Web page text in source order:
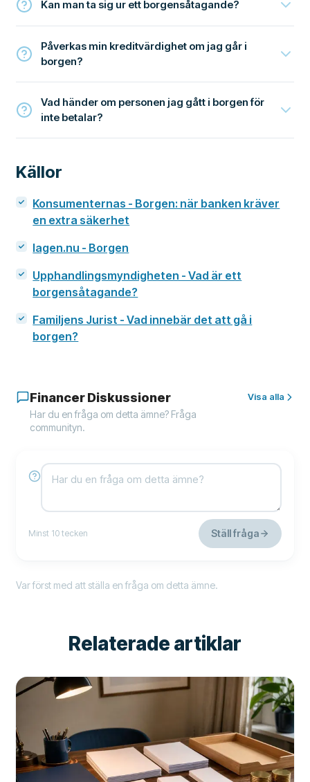
Kan man ta sig ur ett borgensåtagande?
Påverkas min kreditvärdighet om jag går i
borgen?
Vad händer om personen jag gått i borgen för
inte betalar?
Källor
Konsumenternas - Borgen: när banken kräver
en extra säkerhet
lagen.nu - Borgen
Upphandlingsmyndigheten - Vad är ett
borgensåtagande?
Familjens Jurist - Vad innebär det att gå i
borgen?
Financer Diskussioner
Har du en fråga om detta ämne? Fråga
communityn.
Visa alla
Minst 10 tecken Ställ fråga
Var först med att ställa en fråga om detta ämne.
Relaterade artiklar